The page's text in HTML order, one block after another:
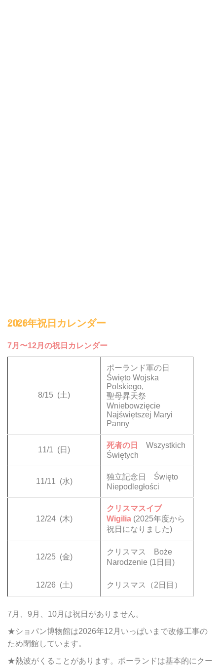
2026年祝日カレンダー
7月〜12月の祝日カレンダー
8/15 (土)
ポーランド軍の日
Święto Wojska
Polskiego,
聖母昇天祭
Wniebowzięcie
Najświętszej Maryi
Panny
11/1 (日)
死者の日
Wszystkich
Świętych
11/11 (水)
独立記念日 Święto
Niepodległości
12/24 (木)
クリスマスイブ
Wigilia (2025年度から
祝日になりました)
12/25 (金)
クリスマス Boże
Narodzenie (1日目)
12/26 (土) クリスマス（2日目）
7月、9月、10月は祝日がありません。
★ショパン博物館は2026年12月いっぱいまで改修工事の
ため閉館しています。
★熱波がくることがあります。ポーランドは基本的にクー